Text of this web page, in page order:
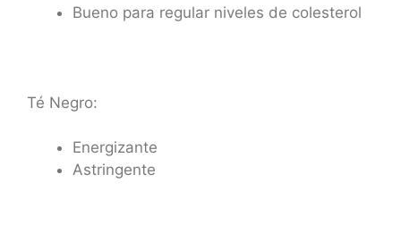
Bueno para regular niveles de colesterol
Té Negro:
Energizante
Astringente